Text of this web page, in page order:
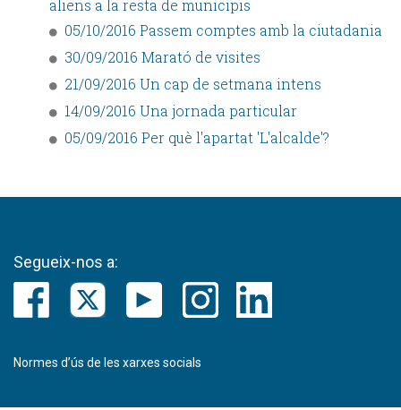
aliens a la resta de municipis
05/10/2016 Passem comptes amb la ciutadania
30/09/2016 Marató de visites
21/09/2016 Un cap de setmana intens
14/09/2016 Una jornada particular
05/09/2016 Per què l'apartat 'L'alcalde'?
Segueix-nos a:
Normes d’ús de les xarxes socials